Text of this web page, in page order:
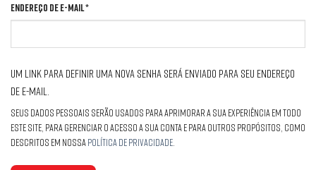
Endereço de e-mail*Obrigatório
Um link para definir uma nova senha será enviado para seu endereço
de e-mail.
Seus dados pessoais serão usados para aprimorar a sua experiência em todo
este site, para gerenciar o acesso a sua conta e para outros propósitos, como
descritos em nossapolítica de privacidade